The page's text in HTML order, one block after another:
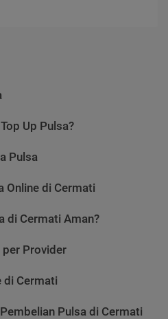
Up Pulsa?
Pulsa
Online di Cermati
di Cermati Aman?
per Provider
di Cermati
Pulsa di Cermati